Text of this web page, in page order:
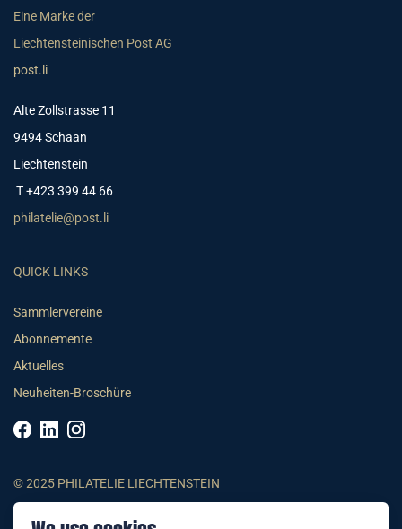
Eine Marke der
Liechtensteinischen Post AG
post.li
Alte Zollstrasse 11
9494 Schaan
Liechtenstein
T +423 399 44 66
philatelie@post.li
QUICK LINKS
Sammlervereine
Abonnemente
Aktuelles
Neuheiten-Broschüre
© 2025 PHILATELIE LIECHTENSTEIN
AGB